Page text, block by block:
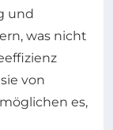
und
was nicht
von
es,